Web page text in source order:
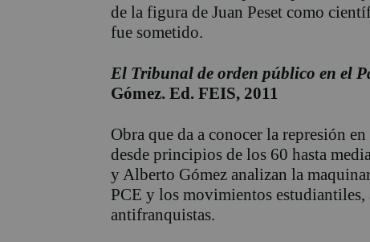
de la figura de Juan Peset como
fue sometido.
El Tribunal de orden público en el
Gómez. Ed. FEIS, 2011
Obra que da a conocer la represión
desde principios de los 60 hasta
y Alberto Gómez analizan la
PCE y los movimientos
antifranquistas.